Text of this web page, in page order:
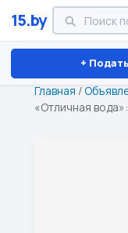
15.by
+
Минск
Главная /
«Отличная